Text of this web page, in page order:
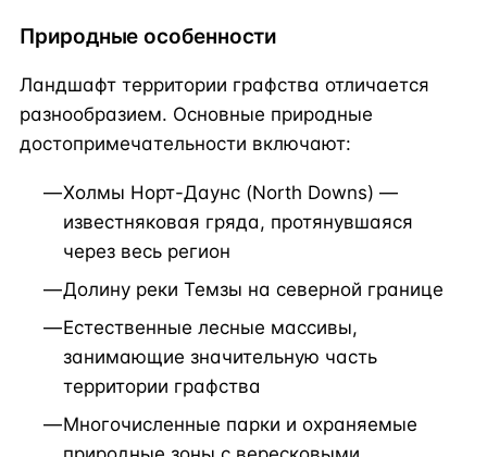
Природные особенности
Ландшафт территории графства отличается
разнообразием. Основные природные
достопримечательности включают:
Холмы Норт-Даунс (North Downs) —
известняковая гряда, протянувшаяся
через весь регион
Долину реки Темзы на северной границе
Естественные лесные массивы,
занимающие значительную часть
территории графства
Многочисленные парки и охраняемые